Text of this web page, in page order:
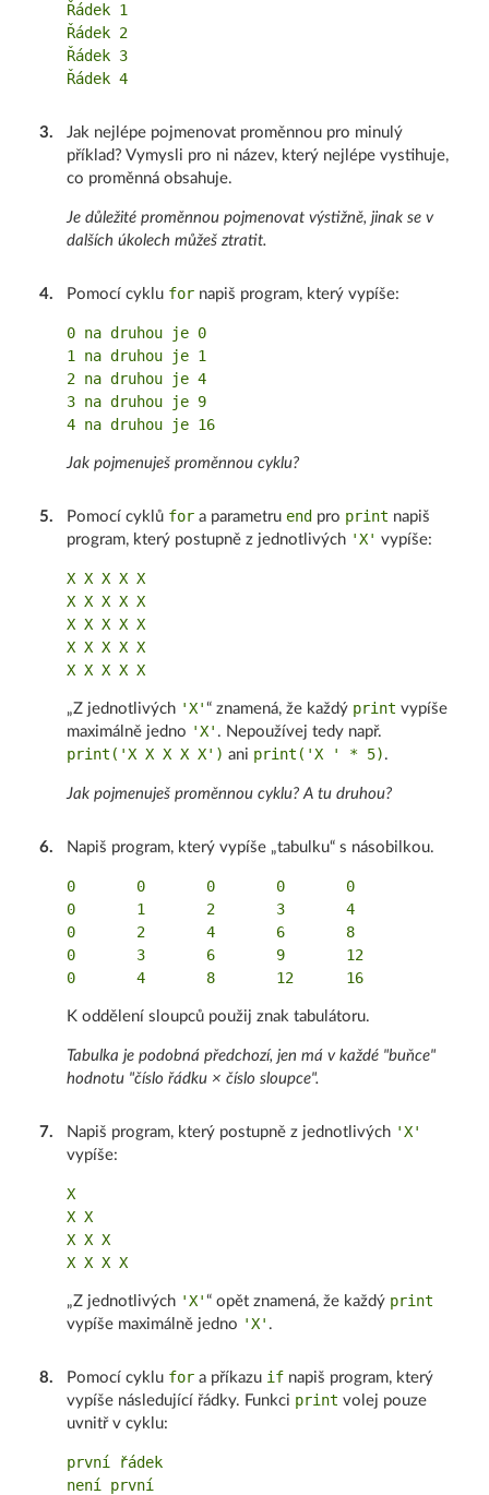
Řádek 1
Řádek 2
Řádek 3
3.
Jak nejlépe pojmenovat proměnnou pro minulý
příklad? Vymysli pro ni název, který nejlépe vystihuje,
co proměnná obsahuje.
Je důležité proměnnou pojmenovat výstižně, jinak se v
dalších úkolech můžeš ztratit.
4. Pomocí cyklu for napiš program, který vypíše:
0 na druhou je 0
1 na druhou je 1
2 na druhou je 4
3 na druhou je 9
Jak pojmenuješ proměnnou cyklu?
5. Pomocí cyklů for a parametru end pro print napiš
program, který postupně z jednotlivých 'X' vypíše:
X X X X X
X X X X X
X X X X X
X X X X X
„Z jednotlivých 'X'“ znamená, že každý print vypíše
maximálně jedno 'X' . Nepoužívej tedy např.
print('X X X X X') ani print('X ' * 5) .
Jak pojmenuješ proměnnou cyklu? A tu druhou?
6. Napiš program, který vypíše „tabulku“ s násobilkou.
0       0       0       0       0
0       1       2       3       4
0       2       4       6       8
0       3       6       9       12
K oddělení sloupců použij znak tabulátoru.
Tabulka je podobná předchozí, jen má v každé "buňce"
hodnotu "číslo řádku × číslo sloupce".
7. Napiš program, který postupně z jednotlivých 'X'
vypíše:
X
X X
X X X
„Z jednotlivých 'X'“ opět znamená, že každý print
vypíše maximálně jedno 'X' .
8. Pomocí cyklu for a příkazu if napiš program, který
vypíše následující řádky. Funkci print volej pouze
uvnitř v cyklu:
první řádek
není první